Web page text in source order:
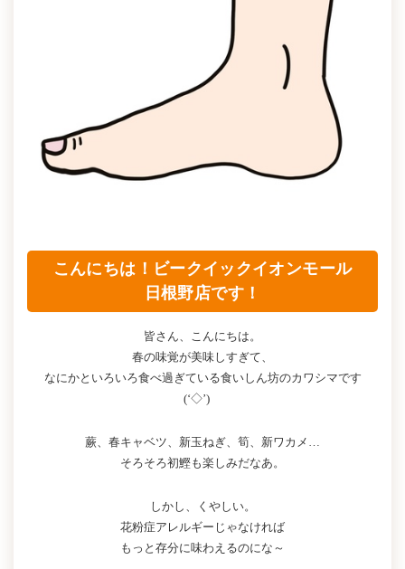
こんにちは！ビークイックイオンモール
日根野店です！
皆さん、こんにちは。
春の味覚が美味しすぎて、
なにかといろいろ食べ過ぎている食いしん坊のカワシマです
(‘◇’)ゞ
蕨、春キャベツ、新玉ねぎ、筍、新ワカメ…
そろそろ初鰹も楽しみだなあ。
しかし、くやしい。
花粉症アレルギーじゃなければ
もっと存分に味わえるのにな～